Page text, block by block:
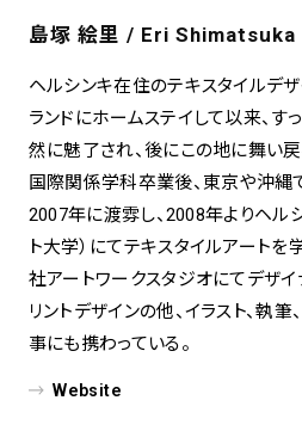
島塚 絵里 / Eri Shimatsuka
ヘルシンキ在住のテキスタイルデ
ランドにホームステイして以来、す
然に魅了され、後にこの地に舞い
国際関係学科卒業後、東京や沖縄
2007年に渡雰し、2008年よりヘル
ト大学）にてテキスタイルアートを
社アートワークスタジオにてデザ
リントデザインの他、イラスト、執
事にも携わっている。
Website